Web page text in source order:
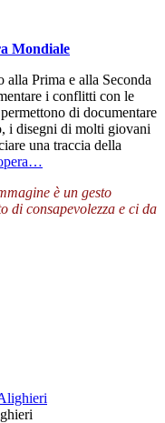
Mondiale
alla Prima e alla Seconda
i conflitti con le
di documentare
i disegni di molti giovani
una traccia della
è un gesto
di consapevolezza e ci da